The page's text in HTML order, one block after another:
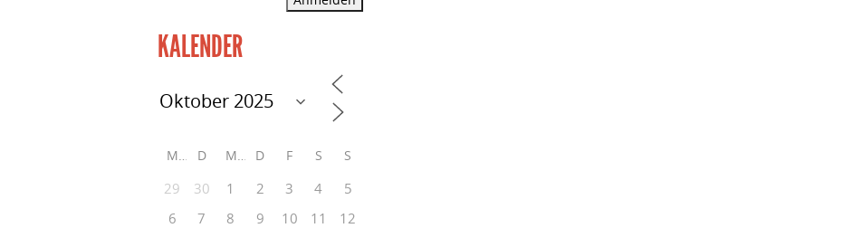
KALENDER
M D M D F S S
29 30 1 2 3 4
5
6
7 8 9 10 11
12